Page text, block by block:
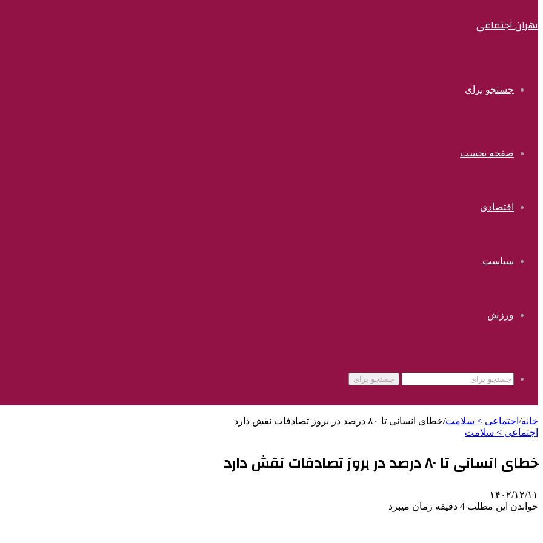
تهران اجتماعی
جستجو برای
صفحه نخست
اقتصادی
سیاست
ورزش
جستجو برای
خانه/ اجتماعی > سلامت/خطای انسانی تا ۸۰ درصد در بروز تصادفات نقش دارد
اجتماعی > سلامت
خطای انسانی تا ۸۰ درصد در بروز تصادفات نقش دارد
۱۴۰۲/۱۲/۱۱
خواندن این مطلب 4 دقیقه زمان میبرد